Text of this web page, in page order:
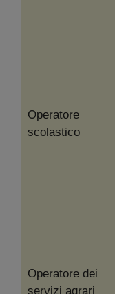
Operatore
scolastico
Operatore dei
servizi agrari